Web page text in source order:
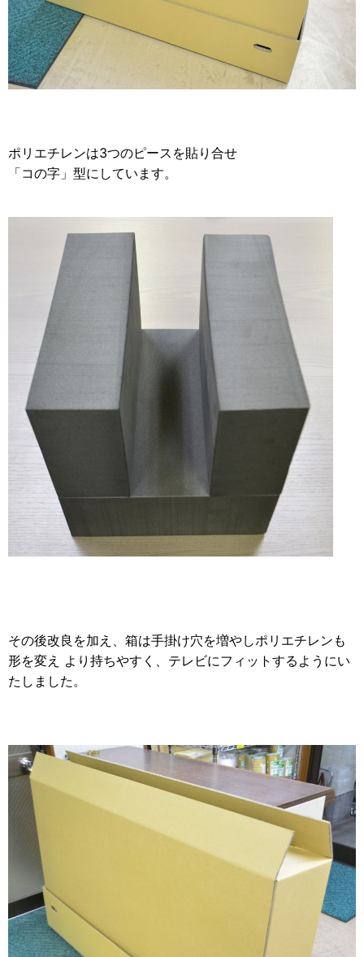
ポリエチレンは3つのピースを貼り合せ
「コの字」型にしています。
その後改良を加え、箱は手掛け穴を増やしポリエチレンも
形を変え より持ちやすく、テレビにフィットするようにい
たしました。